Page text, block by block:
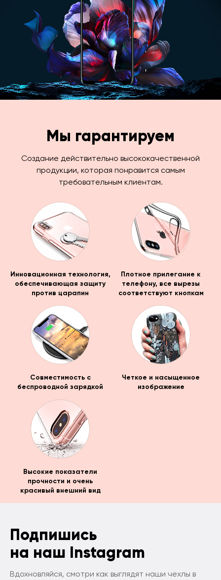
Мы гарантируем
Создание действительно высококачественной
продукции, которая понравится самым
требовательным клиентам.
Инновационная технология,
обеспечивающая защиту
против царапин
Плотное прилегание к
телефону, все вырезы
соответствуют кнопкам
Совместимость с
беспроводной зарядкой
Четкое и насыщенное
изображение
Высокие показатели
прочности и очень
красивый внешний вид
Подпишись
на наш Instagram
Вдохновляйся, смотри как выглядят наши чехлы в